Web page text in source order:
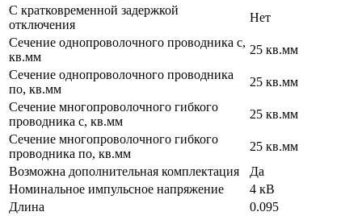
С кратковременной задержкой
отключения
Нет
Сечение однопроволочного проводника с,
кв.мм
25 кв.мм
Сечение однопроволочного проводника
по, кв.мм
25 кв.мм
Сечение многопроволочного гибкого
проводника с, кв.мм
25 кв.мм
Сечение многопроволочного гибкого
проводника по, кв.мм
25 кв.мм
Возможна дополнительная комплектация
Да
Номинальное импульсное напряжение
4 кВ
Длина
0.095